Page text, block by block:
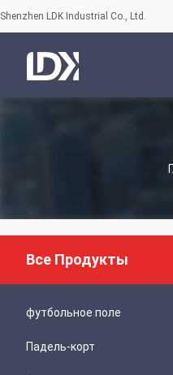
Shenzhen LDK Industrial Co., Ltd.
Все Продукты
футбольное поле
Падель-корт